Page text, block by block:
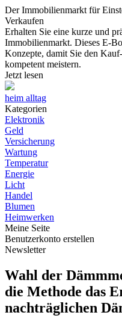
Der Immobilienmarkt für
Verkaufen
Erhalten Sie eine kurze und
Immobilienmarkt. Dieses E-
Konzepte, damit Sie den
kompetent meistern.
Jetzt lesen
heim alltag
Kategorien
Elektronik
Geld
Versicherung
Wartung
Temperatur
Energie
Licht
Handel
Blumen
Heimwerken
Meine Seite
Benutzerkonto erstellen
Newsletter
Wahl der
die Methode das
nachträglichen